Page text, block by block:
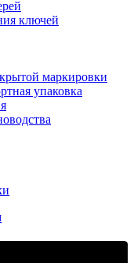
ключей
маркировки
упаковка